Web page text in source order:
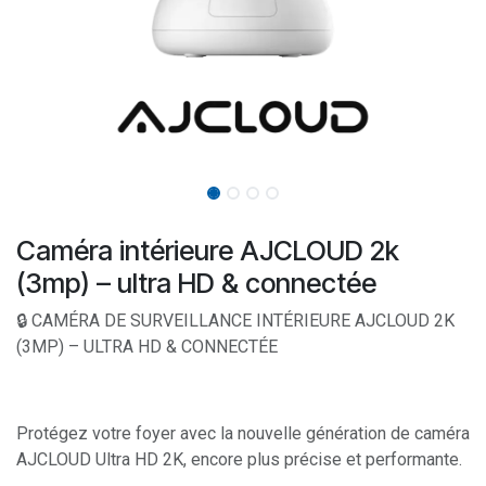
Caméra intérieure AJCLOUD 2k
(3mp) – ultra HD & connectée
🔒 CAMÉRA DE SURVEILLANCE INTÉRIEURE AJCLOUD 2K
(3MP) – ULTRA HD & CONNECTÉE
Protégez votre foyer avec la nouvelle génération de caméra
AJCLOUD Ultra HD 2K, encore plus précise et performante.